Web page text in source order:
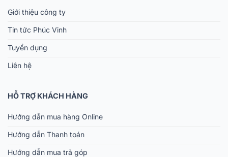
Giới thiệu công ty
Tin tức Phúc Vinh
Tuyển dụng
Liên hệ
HỖ TRỢ KHÁCH HÀNG
Hướng dẫn mua hàng Online
Hướng dẫn Thanh toán
Hướng dẫn mua trả góp